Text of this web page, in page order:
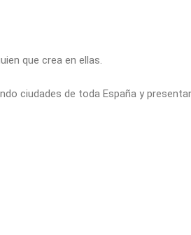
que crea en ellas.
ciudades de toda España y